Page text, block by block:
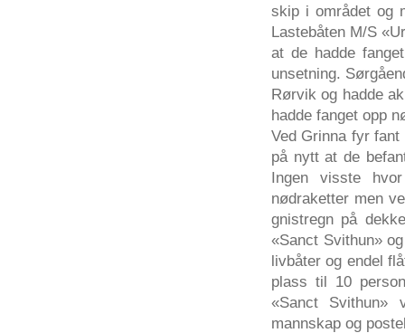
skip i området og
Lastebåten M/S
at de hadde
unsetning.
Rørvik og hadde
hadde fanget opp
Ved Grinna fyr
på nytt at de
Ingen visste
nødraketter men
gnistregn på
«Sanct Svithun»
livbåter og endel
plass til 10
«Sanct Svithun»
mannskap og